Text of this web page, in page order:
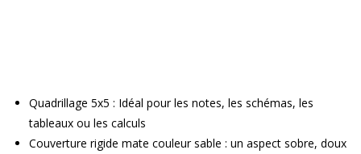
Quadrillage 5x5 : Idéal pour les notes, les schémas, les
tableaux ou les calculs
Couverture rigide mate couleur sable : un aspect sobre, doux